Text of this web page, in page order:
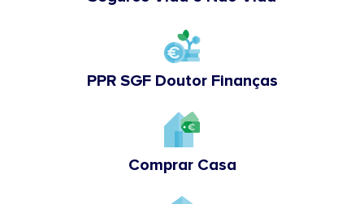
PPR SGF Doutor Finanças
Comprar Casa